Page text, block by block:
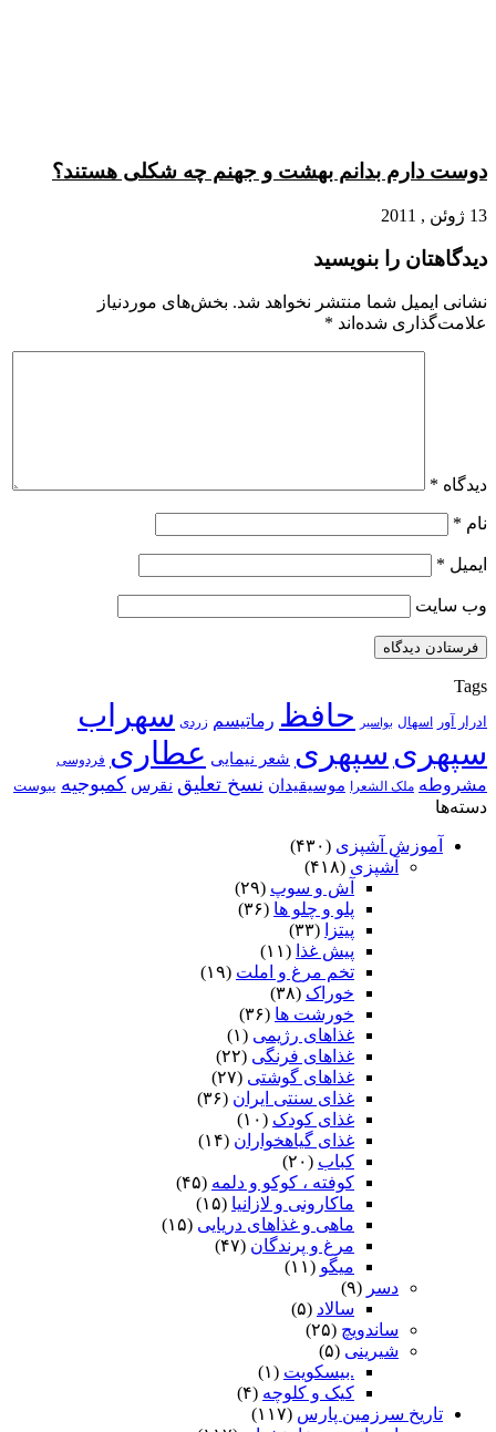
دوست دارم بدانم بهشت و جهنم چه شکلی هستند؟
13 ژوئن , 2011
دیدگاهتان را بنویسید
نشانی ایمیل شما منتشر نخواهد شد. بخش‌های موردنیاز
علامت‌گذاری شده‌اند *
دیدگاه *
نام *
ایمیل *
وب‌ سایت
Tags
ادرار آور اسهال بواسیر حافظ رماتیسم زردی سهراب
سپهری سپهری شعر نیمایی عطاری فردوسی
مشروطه ملک الشعرا موسیقیدان نسخ تعلیق نقرس کمبوجیه یبوست
دسته‌ها
آموزش آشپزی (۴۳۰)
آشپزی (۴۱۸)
آش و سوپ (۲۹)
پلو و چلو ها (۳۶)
پیتزا
(۳۳)
پیش غذا (۱۱)
تخم مرغ و املت (۱۹)
خوراک (۳۸)
خورشت ها (۳۶)
غذاهای رژیمی (۱)
غذاهای فرنگی (۲۲)
غذاهای گوشتی (۲۷)
غذای سنتی ایران (۳۶)
غذای کودک (۱۰)
غذای گیاهخواران (۱۴)
کباب (۲۰)
کوفته ، کوکو و دلمه (۴۵)
ماکارونی و لازانیا (۱۵)
ماهی و غذاهای دریایی (۱۵)
مرغ و پرندگان (۴۷)
میگو (۱۱)
دسر (۹)
سالاد (۵)
ساندویچ (۲۵)
شیرینی (۵)
.بیسکویت (۱)
کیک و کلوچه (۴)
تاریخ سرزمین پارس (۱۱۷)